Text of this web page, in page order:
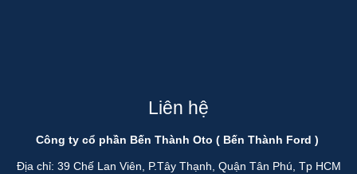
Liên hệ
Công ty cổ phần Bến Thành Oto ( Bến Thành Ford )
Địa chỉ: 39 Chế Lan Viên, P.Tây Thạnh, Quận Tân Phú, Tp HCM